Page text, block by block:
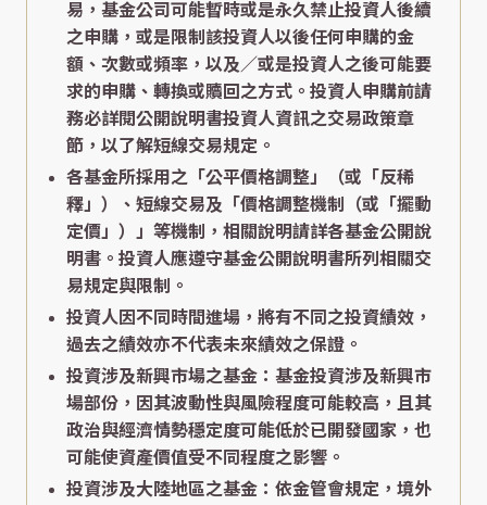
易，基金公司可能暫時或是永久禁止投資人後續
之申購，或是限制該投資人以後任何申購的金
額、次數或頻率，以及／或是投資人之後可能要
求的申購、轉換或贖回之方式。投資人申購前請
務必詳閱公開說明書投資人資訊之交易政策章
節，以了解短線交易規定。
各基金所採用之「公平價格調整」（或「反稀
釋」）、短線交易及「價格調整機制（或「擺動
定價」）」等機制，相關說明請詳各基金公開說
明書。投資人應遵守基金公開說明書所列相關交
易規定與限制。
投資人因不同時間進場，將有不同之投資績效，
過去之績效亦不代表未來績效之保證。
投資涉及新興市場之基金：基金投資涉及新興市
場部份，因其波動性與風險程度可能較高，且其
政治與經濟情勢穩定度可能低於已開發國家，也
可能使資產價值受不同程度之影響。
投資涉及大陸地區之基金：依金管會規定，境外